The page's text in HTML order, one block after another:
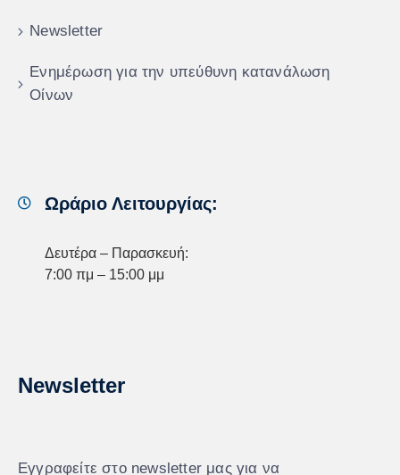
Newsletter
Ενημέρωση για την υπεύθυνη κατανάλωση
Οίνων
Ωράριο Λειτουργίας:
Δευτέρα – Παρασκευή:
7:00 πμ – 15:00 μμ
Newsletter
Εγγραφείτε στο newsletter μας για να